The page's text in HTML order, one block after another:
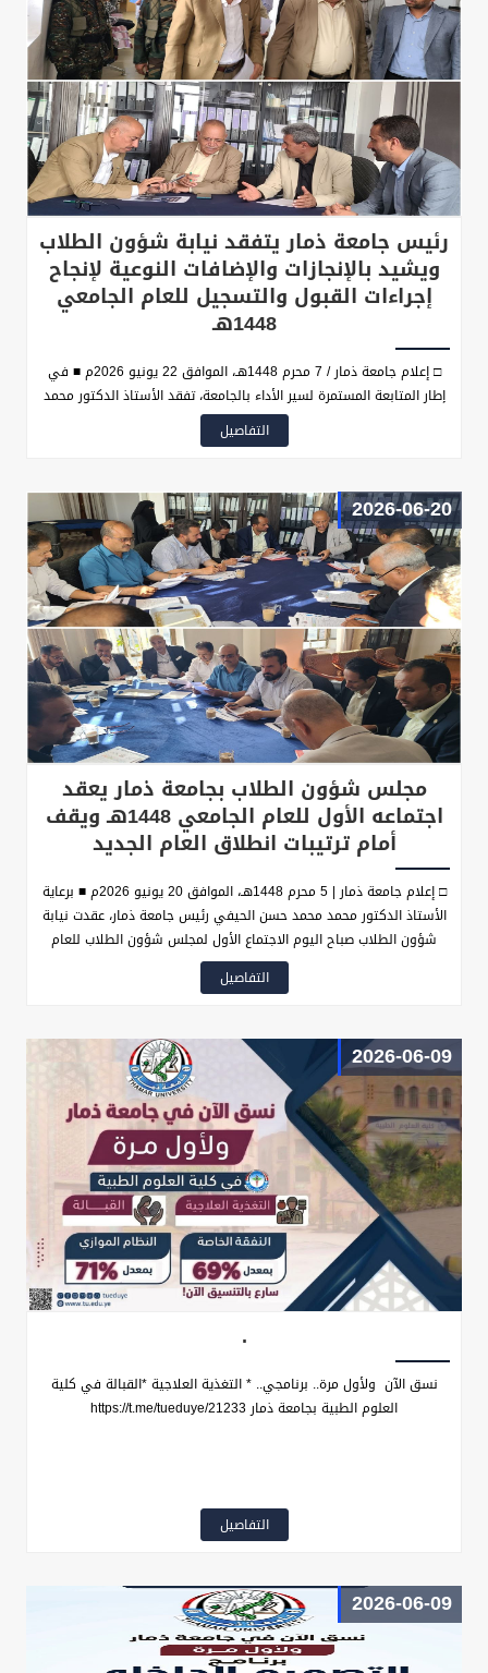
رئيس جامعة ذمار يتفقد نيابة شؤون الطلاب
ويشيد بالإنجازات والإضافات النوعية لإنجاح
إجراءات القبول والتسجيل للعام الجامعي
1448هـ
□ إعلام جامعة ذمار / 7 محرم 1448هـ، الموافق 22 يونيو 2026م ■ في
إطار المتابعة المستمرة لسير الأداء بالجامعة، تفقد الأستاذ الدكتور محمد
محمد حسن الحيفي رئيس جامعة ذمار صباح اليوم نيابة شؤون الطلاب،
والتقى بالأستاذ الدكتور عبدالكافي عبدالفتاح الرفاعي نائب رئيس
المتعلقة باستكمال إجراءات التنسيق والقبول والتسجيل للعام الجامعي
1448هـ، ومستوى الإنجاز المحقق في المهام والخدمات المختلفة
المقدمة للطلبة.
التفاصيل
2026-06-20
مجلس شؤون الطلاب بجامعة ذمار يعقد
اجتماعه الأول للعام الجامعي 1448هـ ويقف
أمام ترتيبات انطلاق العام الجديد
□ إعلام جامعة ذمار | 5 محرم 1448هـ، الموافق 20 يونيو 2026م ■ برعاية
الأستاذ الدكتور محمد محمد حسن الحيفي رئيس جامعة ذمار، عقدت نيابة
شؤون الطلاب صباح اليوم الاجتماع الأول لمجلس شؤون الطلاب للعام
الجامعي 1448هـ، برئاسة نائب رئيس الجامعة لشؤون الطلاب الأستاذ
الدكتور عبدالكافي عبدالفتاح الرفاعي رئيس المجلس، وبحضور أعضاء
التفاصيل
2026-06-09
.
نسق الآن ولأول مرة.. برنامجي.. * التغذية العلاجية *القبالة في كلية
العلوم الطبية بجامعة ذمار https://t.me/tueduye/21233
التفاصيل
2026-06-09